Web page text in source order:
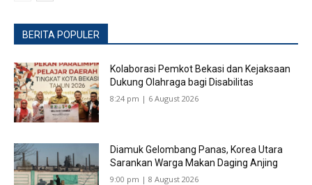
BERITA POPULER
Kolaborasi Pemkot Bekasi dan Kejaksaan
Dukung Olahraga bagi Disabilitas
8:24 pm | 6 August 2026
Diamuk Gelombang Panas, Korea Utara
Sarankan Warga Makan Daging Anjing
9:00 pm | 8 August 2026